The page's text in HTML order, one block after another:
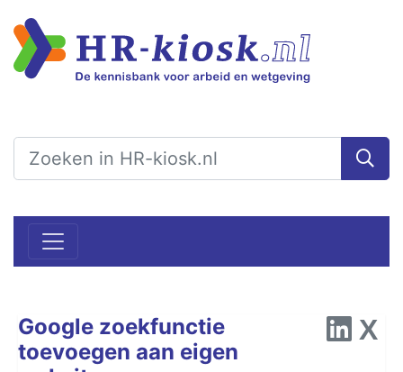
Google zoekfunctie
toevoegen aan eigen